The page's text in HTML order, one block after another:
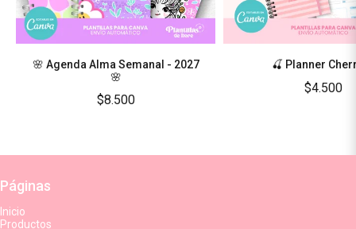
🌸 Agenda Alma Semanal - 2027
🌸
$8.500
$4.500
Páginas
Inicio
Productos